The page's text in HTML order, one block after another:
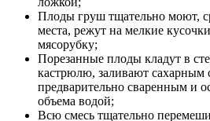
Плоды груш тщательно моют,
места, режут на мелкие
мясорубку;
Порезанные плоды кладут в
кастрюлю, заливают сахарным
предварительно сваренным и
объема водой;
Всю смесь тщательно